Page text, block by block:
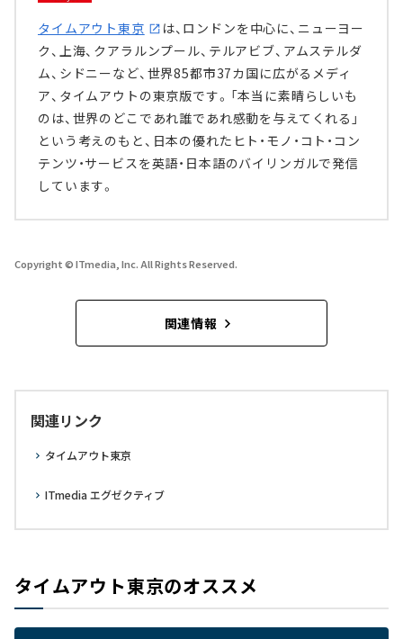
タイムアウト東京
は、ロンドンを中心に、ニューヨー
ク、上海、クアラルンプール、テルアビブ、アムステルダ
ム、シドニーなど、世界85都市37カ国に広がるメディ
ア、タイムアウトの東京版です。「本当に素晴らしいも
のは、世界のどこであれ誰であれ感動を与えてくれる」
という考えのもと、日本の優れたヒト・モノ・コト・コン
テンツ・サービスを英語・日本語のバイリンガルで発信
しています。
Copyright © ITmedia, Inc. All Rights Reserved.
関連情報
関連リンク
タイムアウト東京
ITmedia エグゼクティブ
タイムアウト東京のオススメ